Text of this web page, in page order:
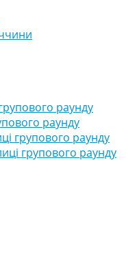
раунду
раунду
групового раунду
групового раунду